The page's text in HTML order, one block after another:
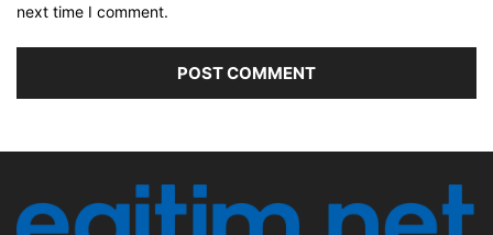
next time I comment.